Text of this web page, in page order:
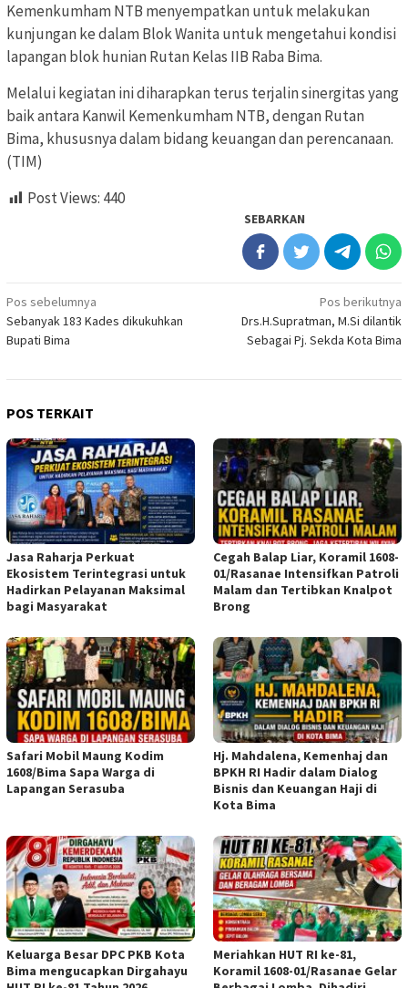
Kemenkumham NTB menyempatkan untuk melakukan
kunjungan ke dalam Blok Wanita untuk mengetahui kondisi
lapangan blok hunian Rutan Kelas IIB Raba Bima.
Melalui kegiatan ini diharapkan terus terjalin sinergitas yang
baik antara Kanwil Kemenkumham NTB, dengan Rutan
Bima, khususnya dalam bidang keuangan dan perencanaan.
(TIM)
Post Views: 440
SEBARKAN
Navigasi
pos
Pos sebelumnya
Sebanyak 183 Kades dikukuhkan
Bupati Bima
Pos berikutnya
Drs.H.Supratman, M.Si dilantik
Sebagai Pj. Sekda Kota Bima
POS TERKAIT
Jasa Raharja Perkuat
Ekosistem Terintegrasi untuk
Hadirkan Pelayanan Maksimal
bagi Masyarakat
Cegah Balap Liar, Koramil 1608-
01/Rasanae Intensifkan Patroli
Malam dan Tertibkan Knalpot
Brong
Safari Mobil Maung Kodim
1608/Bima Sapa Warga di
Lapangan Serasuba
Hj. Mahdalena, Kemenhaj dan
BPKH RI Hadir dalam Dialog
Bisnis dan Keuangan Haji di
Kota Bima
Keluarga Besar DPC PKB Kota
Bima mengucapkan Dirgahayu
Meriahkan HUT RI ke-81,
Koramil 1608-01/Rasanae Gelar